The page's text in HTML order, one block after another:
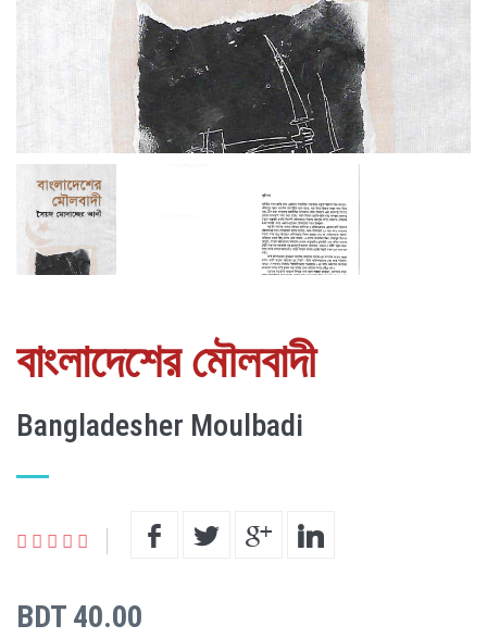
বাংলাদেশের মৌলবাদী
Bangladesher Moulbadi
BDT 40.00